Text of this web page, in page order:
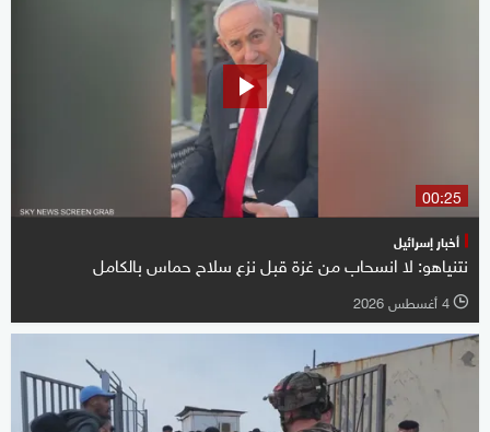
00:25
أخبار إسرائيل
نتنياهو: لا انسحاب من غزة قبل نزع سلاح حماس بالكامل
l 4 أغسطس 2026